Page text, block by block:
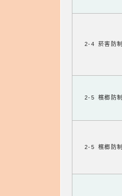
2-4 菸害防制
2-5 檳榔防制
2-5 檳榔防制